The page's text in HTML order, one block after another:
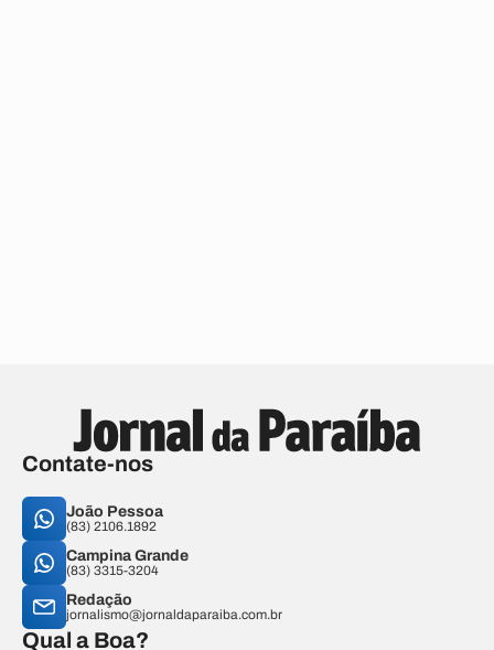
Contate-nos
João Pessoa
(83) 2106.1892
Campina Grande
(83) 3315-3204
Redação
jornalismo@jornaldaparaiba.com.br
Qual a Boa?